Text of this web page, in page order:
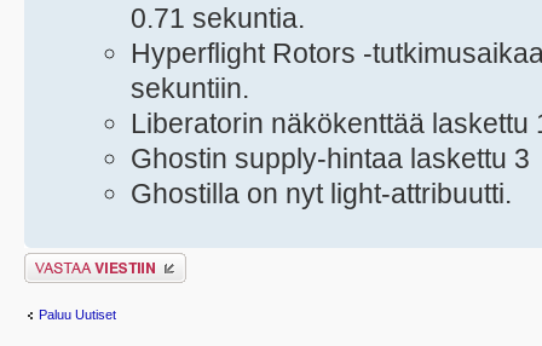
0.71 sekuntia.
Hyperflight Rotors -
sekuntiin.
Liberatorin näkökenttää
Ghostin supply-hintaa laskettu
Ghostilla on nyt light-attribuutti.
Lähetä vastaus
Paluu Uutiset